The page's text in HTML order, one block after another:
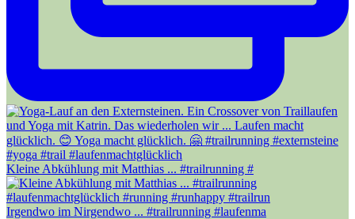
Kleine Abkühlung mit Matthias ... #trailrunning #
Irgendwo im Nirgendwo ... #trailrunning #laufenma